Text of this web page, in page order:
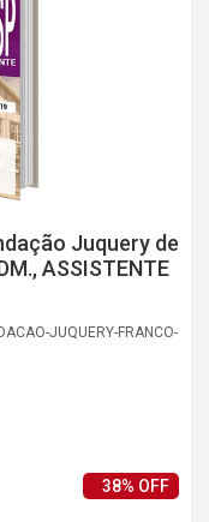
Juquery de
ASSISTENTE
JUQUERY-FRANCO-
38% OFF